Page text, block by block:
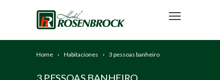
Home Habitaciones 3 pessoas banheiro
3 PESSOAS BANHEIRO